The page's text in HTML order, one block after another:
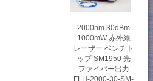
2000nm 30dBm
1000mW 赤外線
レーザー ベンチト
ップ SM1950 光
ファイバー出力
FLH-2000-30-SM-